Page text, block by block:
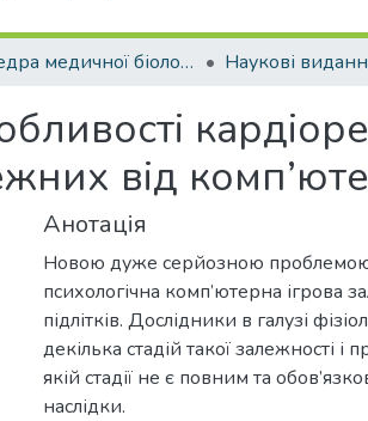
Кафедра медичної біології та спортивної дієтології Наукові
від
Анотація
Новою дуже серйозною
психологічна комп’ютерна ігрова
підлітків. Дослідники в галузі
декілька стадій такої залежності
якій стадії не є повним та
наслідки.